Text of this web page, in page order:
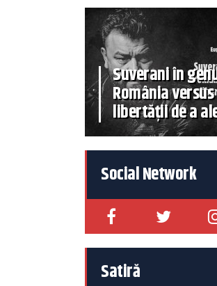
Suverani în
România
libertății de a
Social Network
Satiră